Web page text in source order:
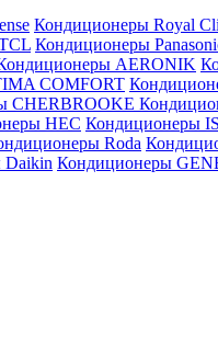
Кондиционеры Royal
Кондиционеры
AERONIK
COMFORT
CHERBROOKE
HEC Кондиционеры
Roda
Daikin Кондиционеры